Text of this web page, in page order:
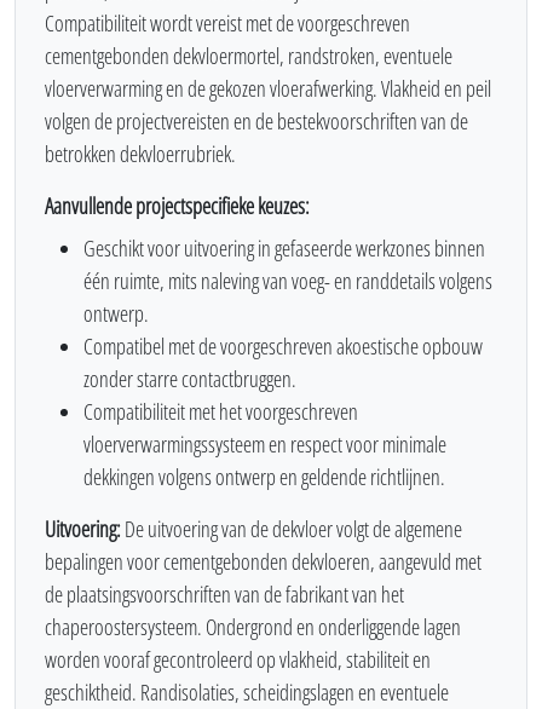
Compatibiliteit wordt vereist met de voorgeschreven
cementgebonden dekvloermortel, randstroken, eventuele
vloerverwarming en de gekozen vloerafwerking. Vlakheid en peil
volgen de projectvereisten en de bestekvoorschriften van de
betrokken dekvloerrubriek.
Aanvullende projectspecifieke keuzes:
Geschikt voor uitvoering in gefaseerde werkzones binnen
één ruimte, mits naleving van voeg- en randdetails volgens
ontwerp.
Compatibel met de voorgeschreven akoestische opbouw
zonder starre contactbruggen.
Compatibiliteit met het voorgeschreven
vloerverwarmingssysteem en respect voor minimale
dekkingen volgens ontwerp en geldende richtlijnen.
Uitvoering:De uitvoering van de dekvloer volgt de algemene
bepalingen voor cementgebonden dekvloeren, aangevuld met
de plaatsingsvoorschriften van de fabrikant van het
chaperoostersysteem. Ondergrond en onderliggende lagen
worden vooraf gecontroleerd op vlakheid, stabiliteit en
geschiktheid. Randisolaties, scheidingslagen en eventuele